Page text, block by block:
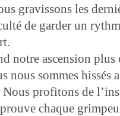
gravissons les
de garder un
notre ascension plus
nous sommes hissés
profitons de
chaque